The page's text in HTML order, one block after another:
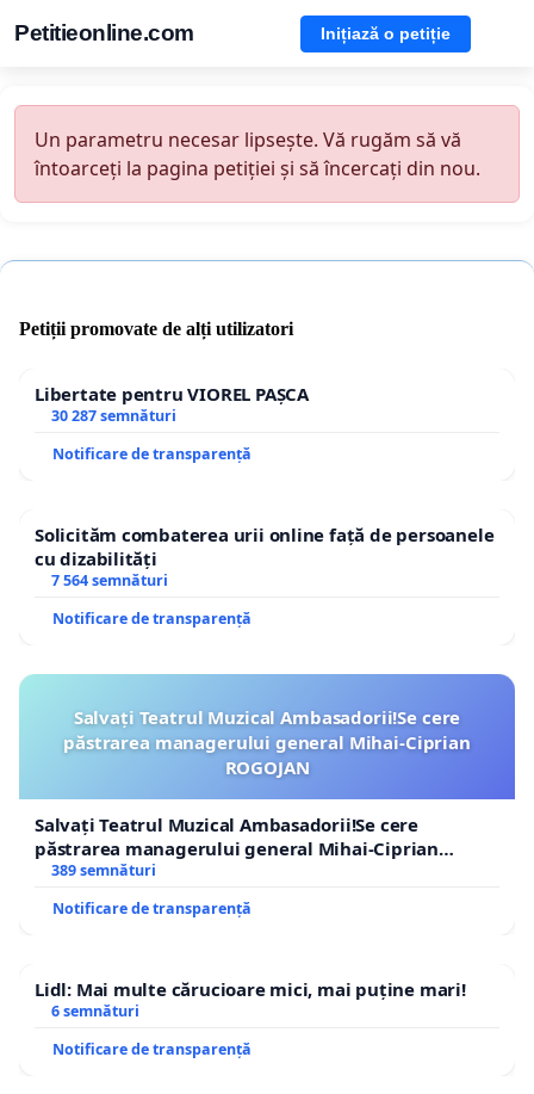
Petitieonline.com Inițiază o petiție
Un parametru necesar lipsește. Vă rugăm să vă
întoarceți la pagina petiției și să încercați din nou.
Petiții promovate de alți utilizatori
Libertate pentru VIOREL PAȘCA
30 287 semnături
Notificare de transparență
Solicităm combaterea urii online față de persoanele
cu dizabilități
7 564 semnături
Notificare de transparență
Salvați Teatrul Muzical Ambasadorii!Se cere
păstrarea managerului general Mihai-Ciprian
ROGOJAN
Salvați Teatrul Muzical Ambasadorii!Se cere
păstrarea managerului general Mihai-Ciprian
ROGOJAN
389 semnături
Notificare de transparență
Lidl: Mai multe cărucioare mici, mai puține mari!
6 semnături
Notificare de transparență